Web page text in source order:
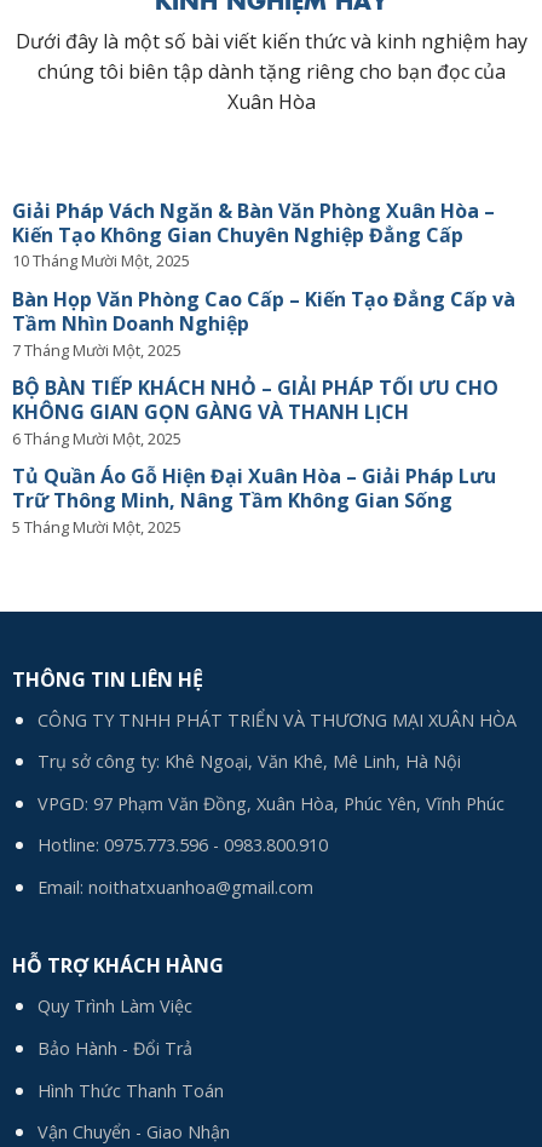
Dưới đây là một số bài viết kiến thức và kinh nghiệm hay
chúng tôi biên tập dành tặng riêng cho bạn đọc của
Xuân Hòa
Giải Pháp Vách Ngăn & Bàn Văn Phòng Xuân Hòa –
Kiến Tạo Không Gian Chuyên Nghiệp Đẳng Cấp
10 Tháng Mười Một, 2025
Bàn Họp Văn Phòng Cao Cấp – Kiến Tạo Đẳng Cấp và
Tầm Nhìn Doanh Nghiệp
7 Tháng Mười Một, 2025
BỘ BÀN TIẾP KHÁCH NHỎ – GIẢI PHÁP TỐI ƯU CHO
KHÔNG GIAN GỌN GÀNG VÀ THANH LỊCH
6 Tháng Mười Một, 2025
Tủ Quần Áo Gỗ Hiện Đại Xuân Hòa – Giải Pháp Lưu
Trữ Thông Minh, Nâng Tầm Không Gian Sống
5 Tháng Mười Một, 2025
THÔNG TIN LIÊN HỆ
CÔNG TY TNHH PHÁT TRIỂN VÀ THƯƠNG MẠI XUÂN HÒA
Trụ sở công ty: Khê Ngoại, Văn Khê, Mê Linh, Hà Nội
VPGD: 97 Phạm Văn Đồng, Xuân Hòa, Phúc Yên, Vĩnh Phúc
Hotline: 0975.773.596- 0983.800.910
Email: noithatxuanhoa@gmail.com
HỖ TRỢ KHÁCH HÀNG
Quy Trình Làm Việc
Bảo Hành - Đổi Trả
Hình Thức Thanh Toán
Vận Chuyển - Giao Nhận